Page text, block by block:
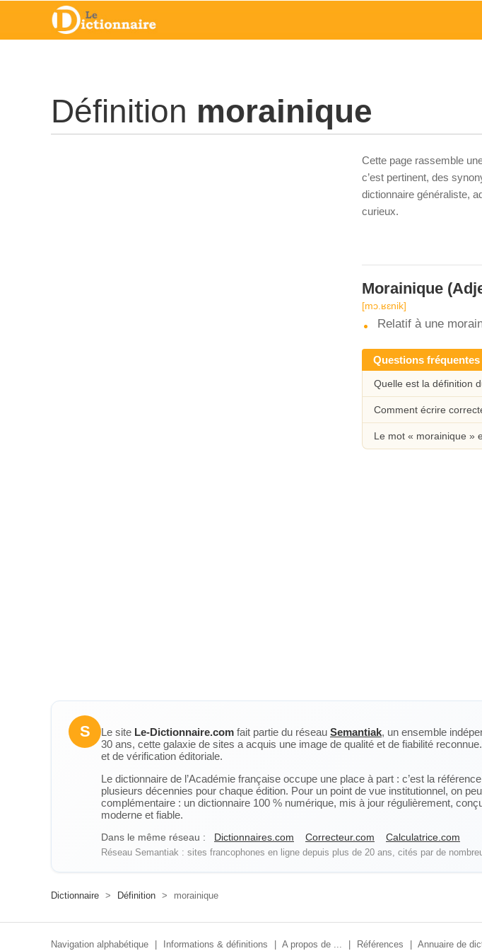
Définition morainique
Cette page rassemble
c’est pertinent, des
dictionnaire généraliste,
curieux.
Morainique
[mɔ.ʁɛnik]
Relatif à une
Questions fréquentes
Quelle est la définition
Comment écrire
Le mot « morainique »
S Le site Le-Dictionnaire.com fait partie du réseau Semantiak, un ensemble
30 ans, cette galaxie de sites a acquis une image de qualité et de fiabilité
et de vérification éditoriale.
Le dictionnaire de l’Académie française occupe une place à part : c’est la
plusieurs décennies pour chaque édition. Pour un point de vue institutionnel, on
complémentaire : un dictionnaire 100 % numérique, mis à jour régulièrement,
moderne et fiable.
Dans le même réseau : Dictionnaires.com Correcteur.com Calculatrice.com
Réseau Semantiak : sites francophones en ligne depuis plus de 20 ans, cités par de
Dictionnaire > Définition > morainique
Navigation alphabétique Informations & définitions A propos de ... Références Annuaire de